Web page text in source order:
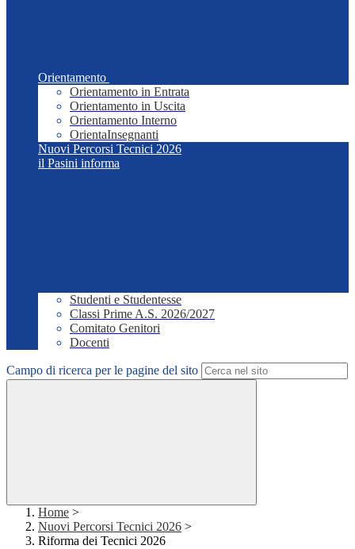
Orientamento
Orientamento in Entrata
Orientamento in Uscita
Orientamento Interno
OrientaInsegnanti
Nuovi Percorsi Tecnici 2026
il Pasini informa
Studenti e Studentesse
Classi Prime A.S. 2026/2027
Comitato Genitori
Docenti
Campo di ricerca per le pagine del sito
Home >
Nuovi Percorsi Tecnici 2026 >
Riforma dei Tecnici 2026